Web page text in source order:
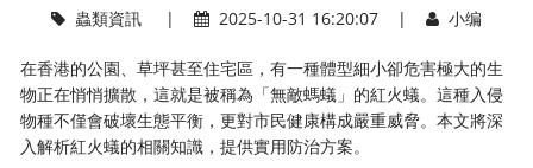
蟲類資訊| 2025-10-31 16:20:07 | 小编
在香港的公園、草坪甚至住宅區，有一種體型細小卻危害極大的生
物正在悄悄擴散，這就是被稱為「無敵螞蟻」的紅火蟻。這種入侵
物種不僅會破壞生態平衡，更對市民健康構成嚴重威脅。本文將深
入解析紅火蟻的相關知識，提供實用防治方案。